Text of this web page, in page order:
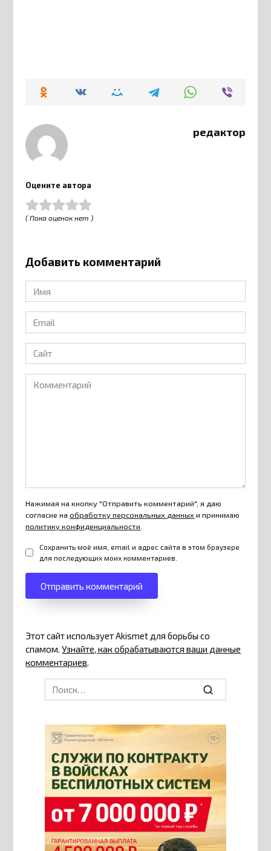
редактор
Оцените автора
( Пока оценок нет )
Добавить комментарий
Имя
*
Email
*
Сайт
Комментарий
Нажимая на кнопку "Отправить комментарий", я даю
согласие наобработку персональных данныхи принимаю
политику конфиденциальности.
Сохранить моё имя, email и адрес сайта в этом браузере
для последующих моих комментариев.
Этот сайт использует Akismet для борьбы со
спамом.Узнайте, как обрабатываются ваши данные
комментариев.
Search
for: